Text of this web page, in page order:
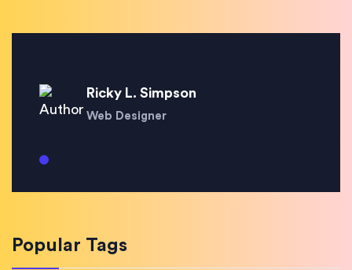
Ricky L. Simpson
Web Designer
Popular Tags